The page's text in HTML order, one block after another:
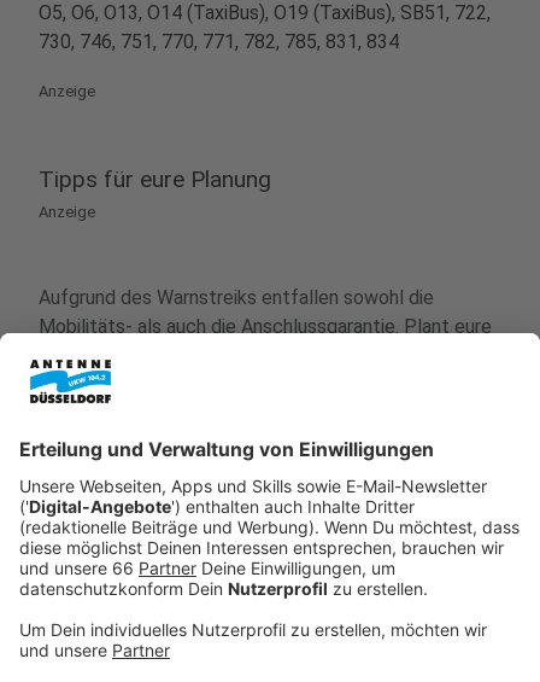
O5, O6, O13, O14 (TaxiBus), O19 (TaxiBus), SB51, 722,
730, 746, 751, 770, 771, 782, 785, 831, 834
Anzeige
Tipps für eure Planung
Anzeige
Aufgrund des Warnstreiks entfallen sowohl die
Mobilitäts- als auch die Anschlussgarantie. Plant eure
Fahrtwege am besten frühzeitig. Alle verfügbaren
Verbindungen der Rheinbahn werden in der
informieren die Anzeigetafeln über die nächsten
sind vom Streik nicht betroffen. Die Rheinbahn bemüht
sich, einige Buslinien in Betrieb zu halten.
Anzeige
Kompakte Antworten auf eure Fragen